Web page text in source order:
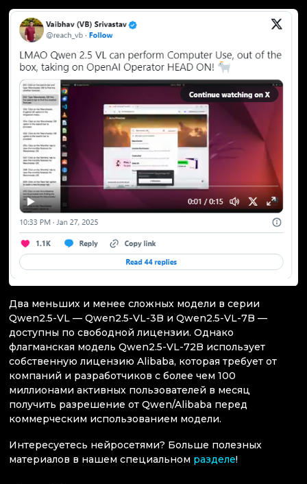
Два меньших и менее сложных модели в серии
Qwen2.5-VL — Qwen2.5-VL-3B и Qwen2.5-VL-7B —
доступны по свободной лицензии. Однако
флагманская модель Qwen2.5-VL-72B использует
собственную лицензию Alibaba, которая требует от
компаний и разработчиков с более чем 100
миллионами активных пользователей в месяц
получить разрешение от Qwen/Alibaba перед
коммерческим использованием модели.
Интересуетесь нейросетями? Больше полезных
материалов в нашем специальном разделе!